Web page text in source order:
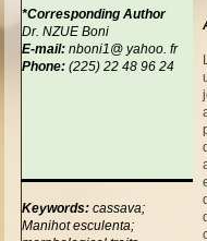
*Corresponding Author
Dr. NZUE Boni
E-mail: nboni1@ yahoo. fr
Phone: (225) 22 48 96 24
Keywords: cassava;
Manihot esculenta;